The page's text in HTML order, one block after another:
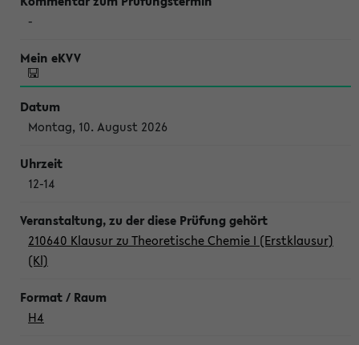
-
Montag, 10. August 2026
12-14
210640 Klausur zu Theoretische Chemie I (Erstklausur)
(Kl)
H4